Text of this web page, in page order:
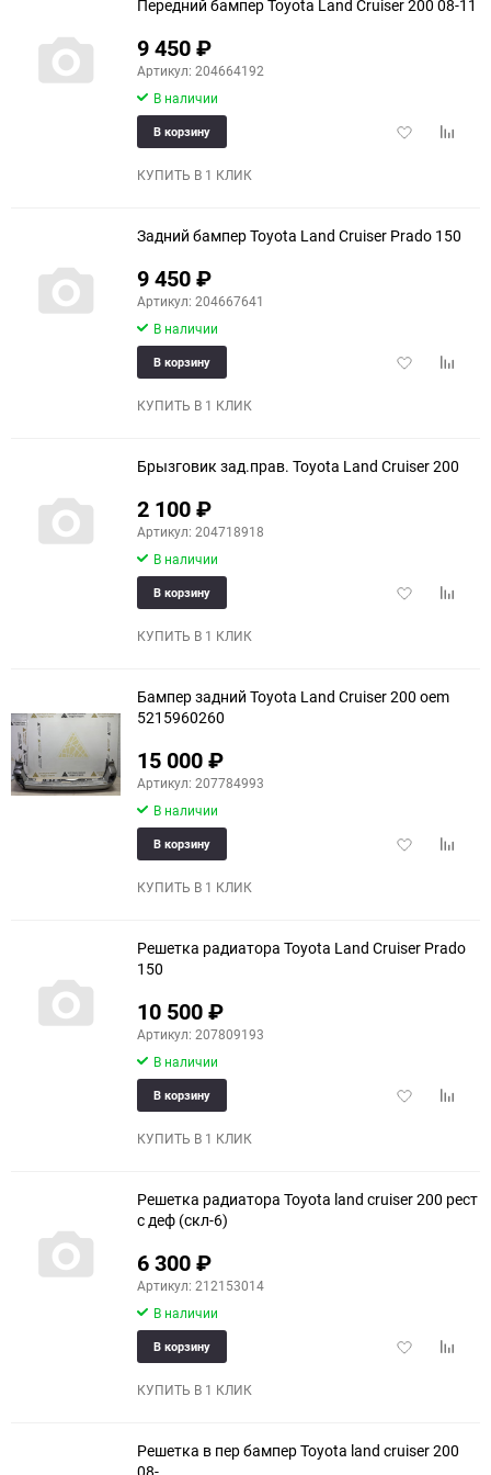
Передний бампер Toyota Land Cruiser 200 08-11
9 450₽
Артикул: 204664192
В наличии
Добавить
В корзину
КУПИТЬ В 1 КЛИК
Задний бампер Toyota Land Cruiser Prado 150
9 450₽
Артикул: 204667641
В наличии
Добавить
В корзину
КУПИТЬ В 1 КЛИК
Брызговик зад.прав. Toyota Land Cruiser 200
2 100₽
Артикул: 204718918
В наличии
Добавить
В корзину
КУПИТЬ В 1 КЛИК
еще 7 фото
Бампер задний Toyota Land Cruiser 200 oem
5215960260
15 000₽
Артикул: 207784993
В наличии
Добавить
В корзину
КУПИТЬ В 1 КЛИК
Решетка радиатора Toyota Land Cruiser Prado
150
10 500₽
Артикул: 207809193
В наличии
Добавить
В корзину
КУПИТЬ В 1 КЛИК
Решетка радиатора Toyota land cruiser 200 рест
с деф (скл-6)
6 300₽
Артикул: 212153014
В наличии
Добавить
В корзину
КУПИТЬ В 1 КЛИК
Решетка в пер бампер Toyota land cruiser 200